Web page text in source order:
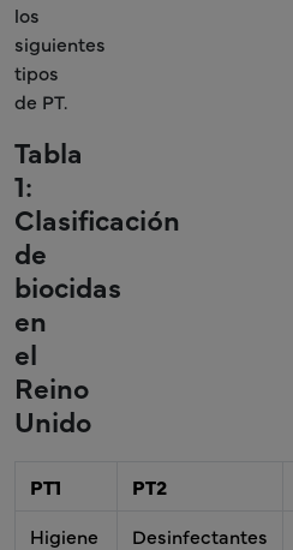
los
siguientes
tipos
de PT.
Tabla
1:
Clasificación
de
biocidas
en
el
Reino
Unido
PT1 PT2
Higiene
Desinfectantes